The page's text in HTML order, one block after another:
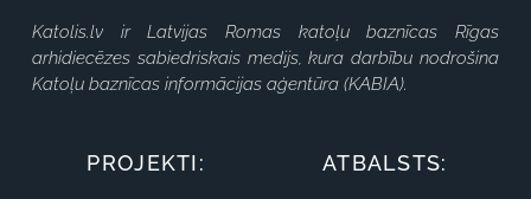
Katolis.lv ir Latvijas Romas katoļu baznīcas Rīgas
arhidiecēzes sabiedriskais medijs, kura darbību nodrošina
Katoļu baznīcas informācijas aģentūra (KABIA).
PROJEKTI: ATBALSTS: